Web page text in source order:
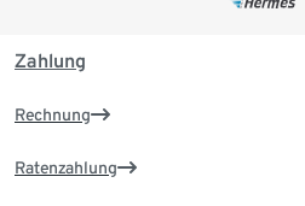
Zahlung
Rechnung
Ratenzahlung